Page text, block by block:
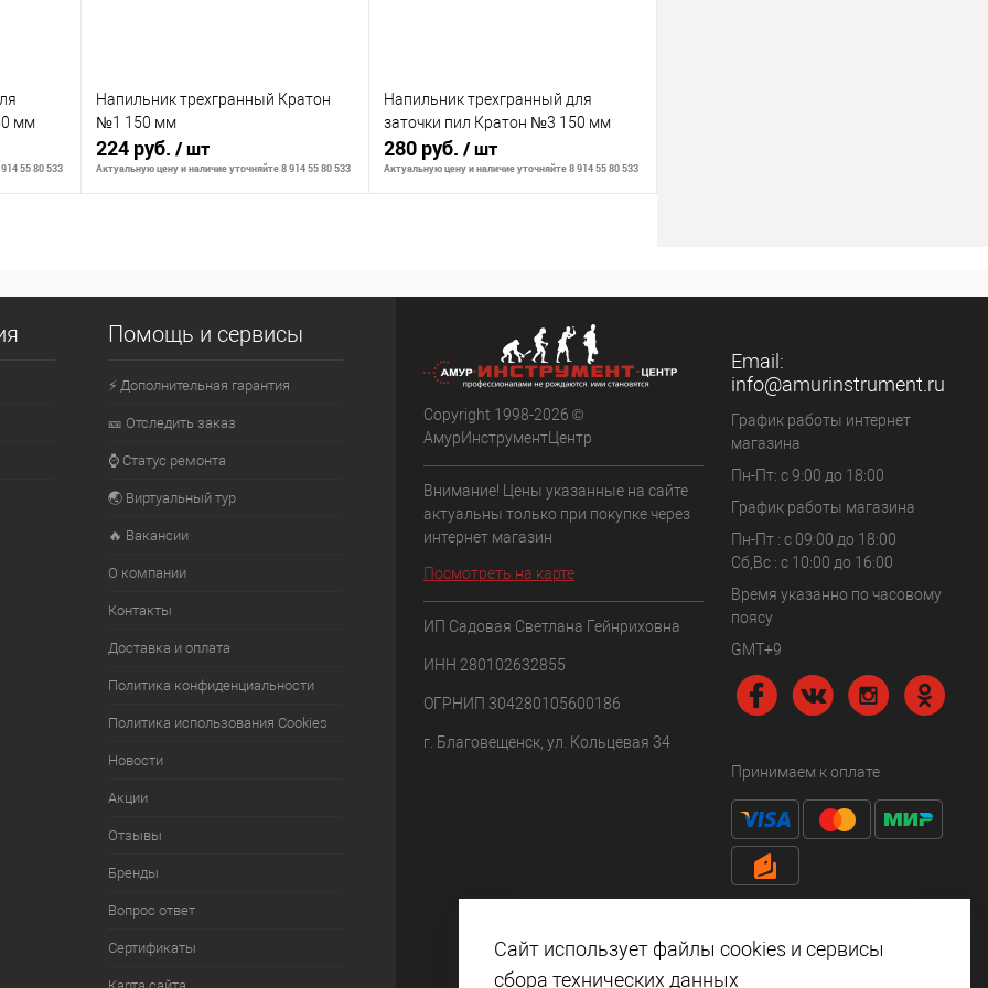
мм
55 80 533
Напильник трехгранный Кратон
№1 150 мм
224 руб. / шт
Актуальную цену и наличие уточняйте 8 914 55 80 533
В избранное
В наличии
Напильник трехгранный для
заточки пил Кратон №3 150 мм
280 руб. / шт
Актуальную цену и наличие уточняйте 8 914 55 80 533
В наличии
Помощь и сервисы
⚡ Дополнительная гарантия
🎫 Отследить заказ
⌚ Статус ремонта
🌏 Виртуальный тур
🔥 Вакансии
О компании
Контакты
Доставка и оплата
Политика конфиденциальности
Политика использования Cookies
Новости
Акции
Отзывы
Бренды
Вопрос ответ
Сертификаты
Copyright 1998-2026 ©
АмурИнструментЦентр
Внимание! Цены указанные на сайте
актуальны только при покупке через
интернет магазин
Посмотреть на карте
ИП Садовая Светлана Гейнриховна
ИНН 280102632855
ОГРНИП 304280105600186
г. Благовещенск, ул. Кольцевая 34
Email:
info@amurinstrument.ru
График работы интернет
магазина
Пн-Пт: с 9:00 до 18:00
График работы магазина
Пн-Пт : с 09:00 до 18:00
Сб,Вс : c 10:00 до 16:00
Время указанно по часовому
поясу
GMT+9
Принимаем к оплате
Сайт использует файлы cookies и сервисы
сбора технических данных